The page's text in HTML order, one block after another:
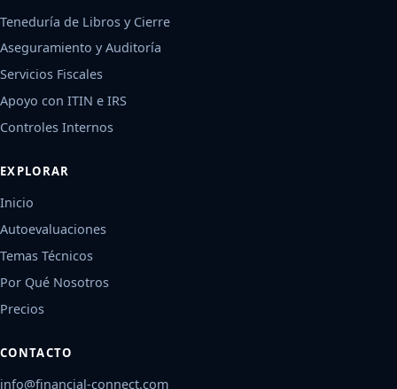
Teneduría de Libros y Cierre
Aseguramiento y Auditoría
Servicios Fiscales
Apoyo con ITIN e IRS
Controles Internos
EXPLORAR
Inicio
Autoevaluaciones
Temas Técnicos
Por Qué Nosotros
Precios
CONTACTO
info@financial-connect.com